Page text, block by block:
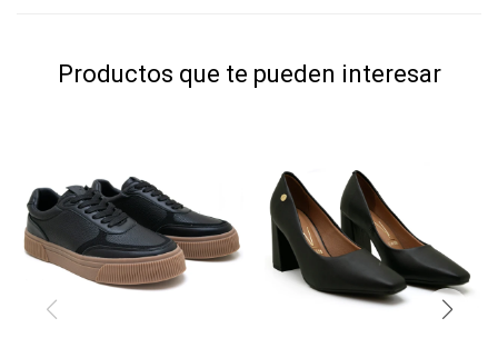
Productos que te pueden interesar